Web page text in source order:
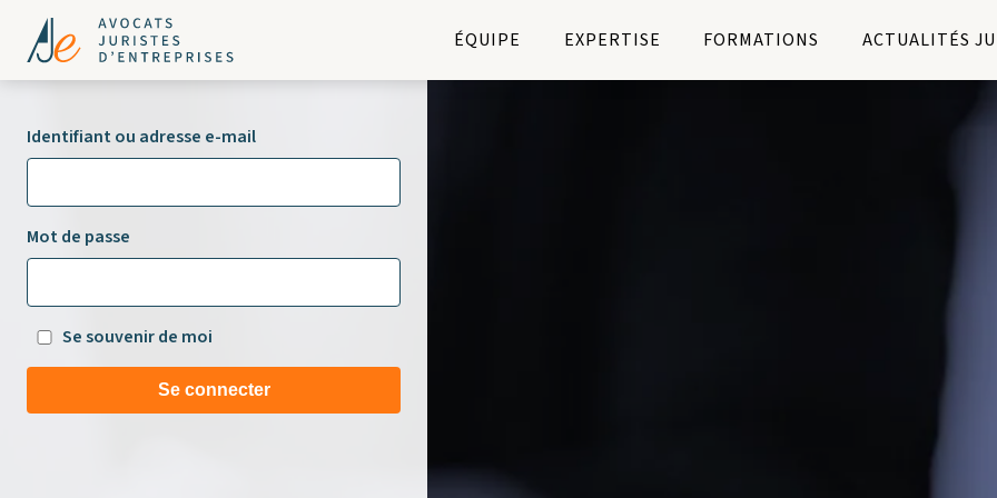
ÉQUIPE EXPERTISE FORMATIONS ACTUALITÉS
Identifiant ou adresse e-mail
Mot de passe
Se souvenir de moi